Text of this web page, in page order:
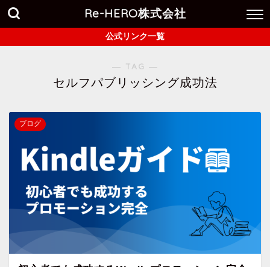
Re-HERO株式会社
公式リンク一覧
― TAG ―
セルフパブリッシング成功法
ブログ